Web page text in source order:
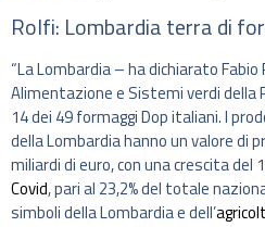
Rolfi: Lombardia terra di
“La Lombardia – ha dichiarato
Alimentazione e Sistemi verdi della
14 dei 49 formaggi Dop italiani. I
della Lombardia hanno un valore di
miliardi di euro, con una crescita del
Covid, pari al 23,2% del totale
simboli della Lombardia e dell’